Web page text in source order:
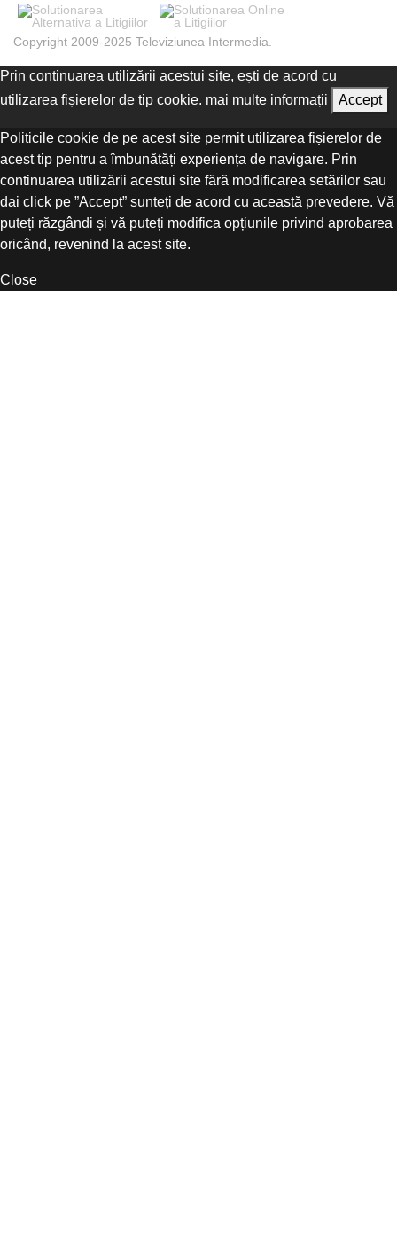
Copyright 2009-2025 Televiziunea Intermedia.
Prin continuarea utilizării acestui site, ești de acord cu
utilizarea fișierelor de tip cookie. mai multe informații Accept
Politicile cookie de pe acest site permit utilizarea fișierelor de
acest tip pentru a îmbunătăți experiența de navigare. Prin
continuarea utilizării acestui site fără modificarea setărilor sau
dai click pe ”Accept” sunteți de acord cu această prevedere. Vă
puteți răzgândi și vă puteți modifica opțiunile privind aprobarea
oricând, revenind la acest site.
Close